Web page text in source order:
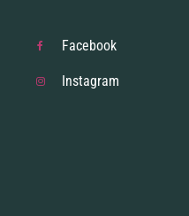
Facebook
Instagram